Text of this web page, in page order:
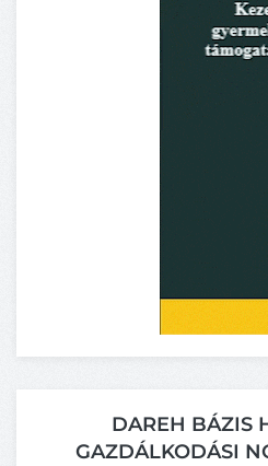
DAREH BÁZIS
GAZDÁLKODÁSI